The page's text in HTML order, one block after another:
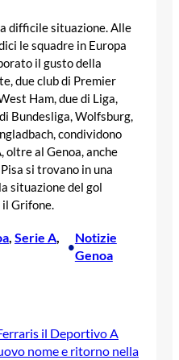
difficile situazione. Alle
le squadre in Europa
il gusto della
due club di Premier
Ham, due di Liga,
Bundesliga, Wolfsburg,
condividono
oltre al Genoa, anche
si trovano in una
situazione del gol
il Grifone.
, Serie A
•
Notizie
Genoa
il Deportivo A
nome e ritorno nella